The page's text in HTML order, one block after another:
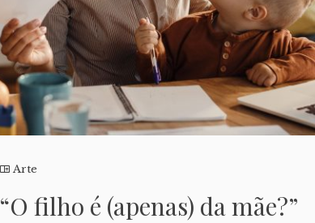
Arte
“O filho é (apenas) da mãe?”